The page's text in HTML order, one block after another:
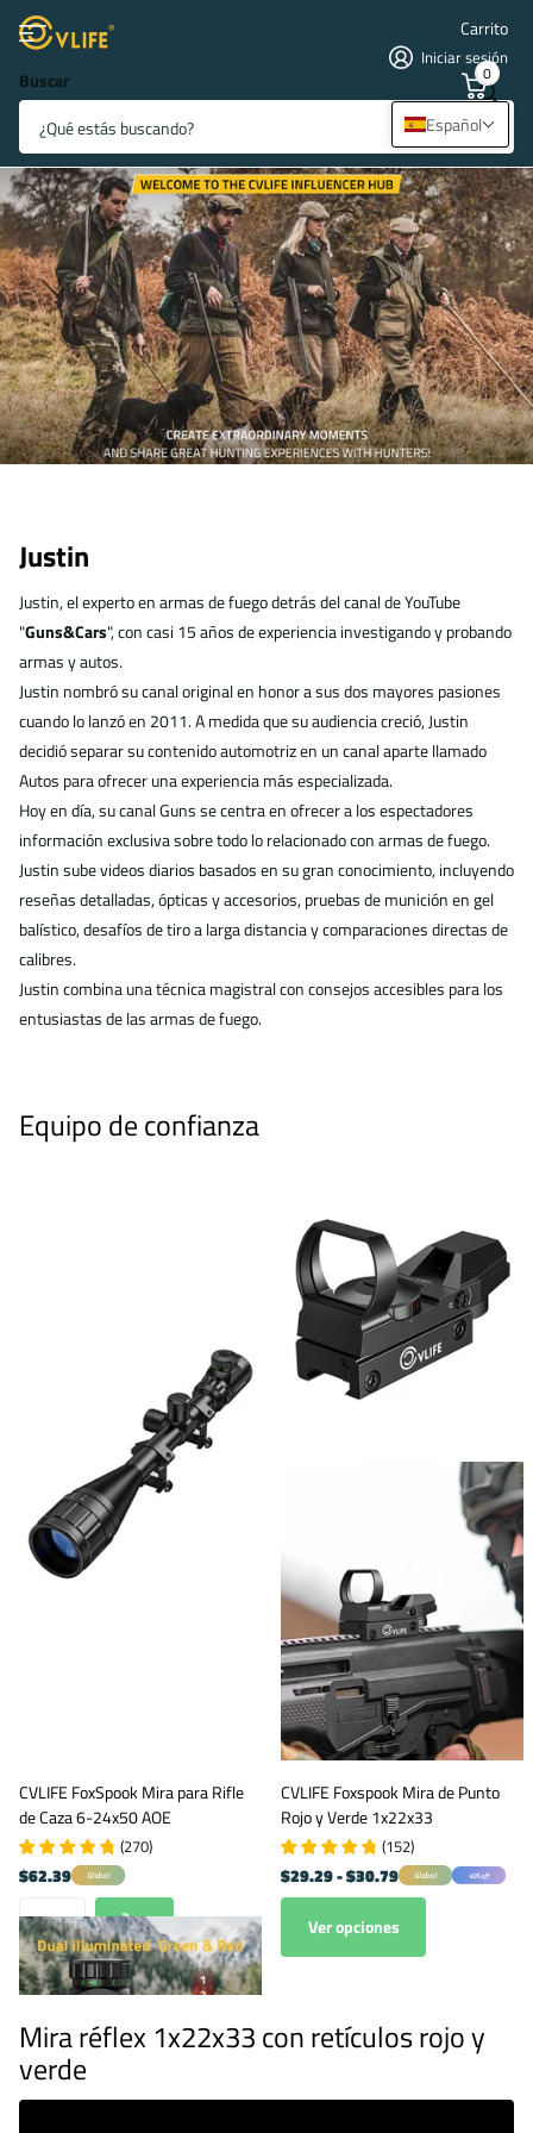
Buscar
Iniciar sesión
Carrito
0
Página principal
Justin
Justin, el experto en armas de fuego detrás del canal de YouTube
"Guns&Cars", con casi 15 años de experiencia investigando y probando
armas y autos.
Justin nombró su canal original en honor a sus dos mayores pasiones
cuando lo lanzó en 2011. A medida que su audiencia creció, Justin
decidió separar su contenido automotriz en un canal aparte llamado
Autos para ofrecer una experiencia más especializada.
Hoy en día, su canal Guns se centra en ofrecer a los espectadores
información exclusiva sobre todo lo relacionado con armas de fuego.
Justin sube videos diarios basados en su gran conocimiento, incluyendo
reseñas detalladas, ópticas y accesorios, pruebas de munición en gel
balístico, desafíos de tiro a larga distancia y comparaciones directas de
calibres.
Justin combina una técnica magistral con consejos accesibles para los
entusiastas de las armas de fuego.
Equipo de confianza
CVLIFE FoxSpook Mira para Rifle
de Caza 6-24x50 AOE
(270)
$62.39 Global
CVLIFE Foxspook Mira de Punto
Rojo y Verde 1x22x33
(152)
$29.29- $30.79 Global 40% off
Ver opciones
Mira réflex 1x22x33 con retículos rojo y
verde
Español